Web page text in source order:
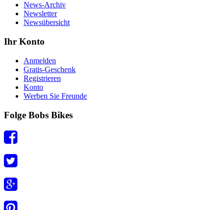
News-Archiv
Newsletter
Newsübersicht
Ihr Konto
Anmelden
Gratis-Geschenk
Registrieren
Konto
Werben Sie Freunde
Folge Bobs Bikes